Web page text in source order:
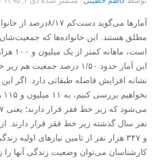
آمارها می‌گوید دست‌کم
است،
این آمار حدود ۱/۵۰ درصد
نشانه افزایش فاصله طبقاتی دارد. اگر این
و ۳۴۷ هزار نفر از تامین نیازهای اولیه
کارشناسان می‌توان وضعیت زندگی آنها